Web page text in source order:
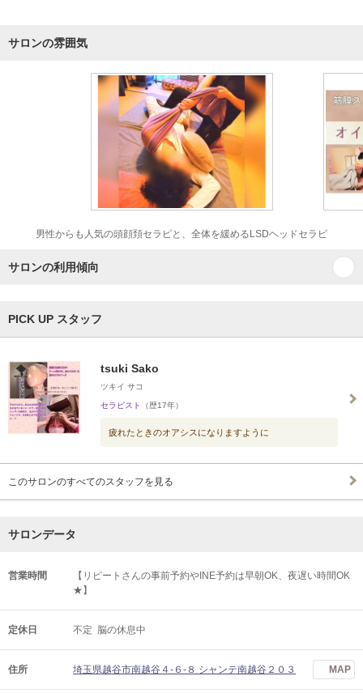
サロンの雰囲気
男性からも人気の頭顔頚セラピと、全体を緩めるLSDヘッドセラピ
サロンの利用傾向
PICK UP スタッフ
tsuki Sako
ツキイ サコ
セラピスト （歴17年）
疲れたときのオアシスになりますように
このサロンのすべてのスタッフを見る
サロンデータ
営業時間
【リピートさんの事前予約やINE予約は早朝OK、夜遅い時間OK
★】
定休日 不定 脳の休息中
住所 埼玉県越谷市南越谷４-６-８ シャンテ南越谷２０３ MAP